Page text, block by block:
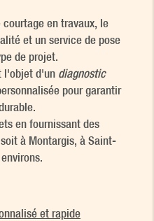
en travaux, le
et un service de pose
de projet.
l'objet d'un diagnostic
pour garantir
en fournissant des
à Montargis, à Saint-
et rapide